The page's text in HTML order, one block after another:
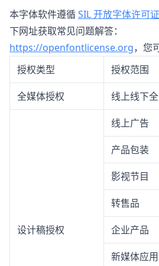
本字体软件遵循SIL 开放字体许可
下网址获取常见问题解答：
https://openfontlicense.org，您
授权类型
授权范围
全媒体授权 线上线下
设计稿授权
线上广告
产品包装
影视节目
转售品
企业产品
新媒体应用